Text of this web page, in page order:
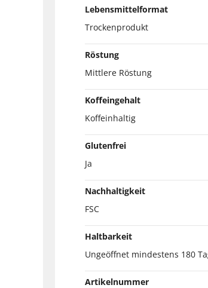
Lebensmittelformat
Trockenprodukt
Röstung
Mittlere Röstung
Koffeingehalt
Koffeinhaltig
Glutenfrei
Ja
Nachhaltigkeit
FSC
Haltbarkeit
Ungeöffnet mindestens 180
Artikelnummer